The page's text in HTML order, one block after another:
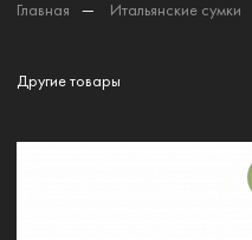
Главная — Итальянские сумки
Другие товары